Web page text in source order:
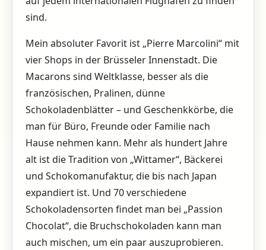
sind.
Mein absoluter Favorit ist „Pierre Marcolini“ mit
vier Shops in der Brüsseler Innenstadt. Die
Macarons sind Weltklasse, besser als die
französischen, Pralinen, dünne
Schokoladenblätter – und Geschenkkörbe, die
man für Büro, Freunde oder Familie nach
Hause nehmen kann. Mehr als hundert Jahre
alt ist die Tradition von „Wittamer“, Bäckerei
und Schokomanufaktur, die bis nach Japan
expandiert ist. Und 70 verschiedene
Schokoladensorten findet man bei „Passion
Chocolat“, die Bruchschokoladen kann man
auch mischen, um ein paar auszuprobieren.